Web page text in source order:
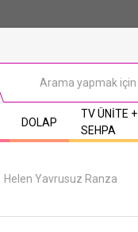
DOLAP
TV ÜNITE +
SEHPA
Helen Yavrusuz Ranza